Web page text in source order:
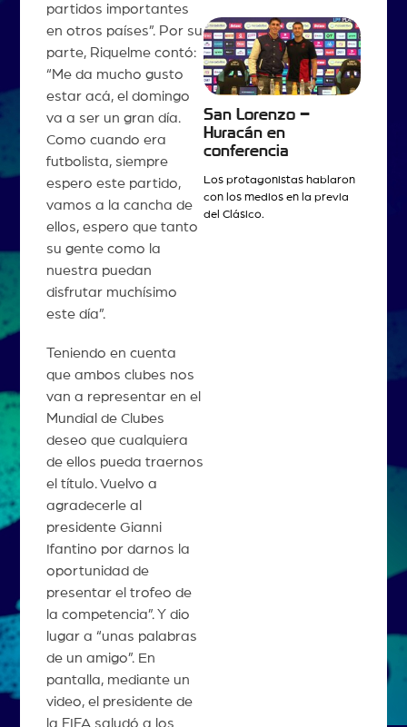
partidos importantes
en otros países”. Por su
parte, Riquelme contó:
“Me da mucho gusto
estar acá, el domingo
va a ser un gran día.
Como cuando era
futbolista, siempre
espero este partido,
vamos a la cancha de
ellos, espero que tanto
su gente como la
nuestra puedan
disfrutar muchísimo
este día”.
Teniendo en cuenta
que ambos clubes nos
van a representar en el
Mundial de Clubes
deseo que cualquiera
de ellos pueda traernos
el título. Vuelvo a
agradecerle al
presidente Gianni
Ifantino por darnos la
oportunidad de
presentar el trofeo de
la competencia”. Y dio
lugar a “unas palabras
de un amigo”. En
pantalla, mediante un
video, el presidente de
la FIFA saludó a los
San Lorenzo –
Huracán en
conferencia
Los protagonistas hablaron
con los medios en la previa
del Clásico.